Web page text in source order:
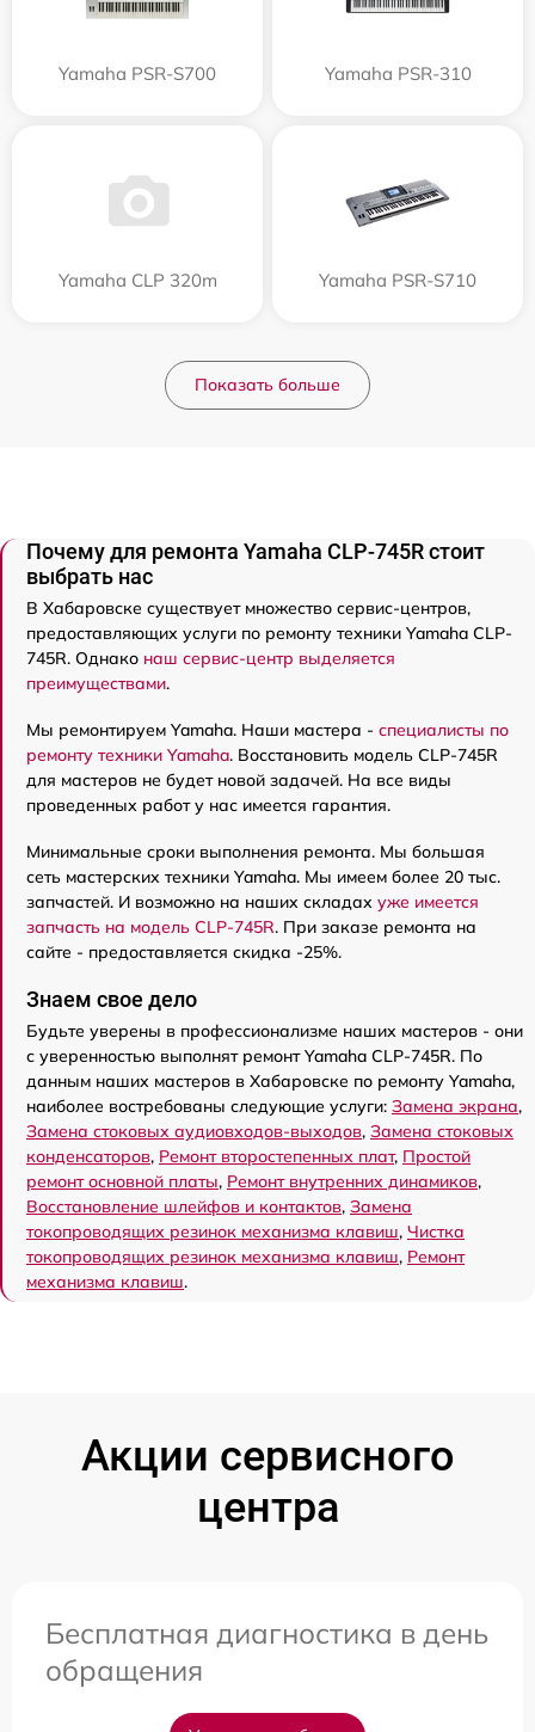
Yamaha PSR-S700 Yamaha PSR-310
Yamaha CLP 320m Yamaha PSR-S710
Показать больше
Почему для ремонта Yamaha CLP-745R стоит
выбрать нас
В Хабаровске существует множество сервис-центров,
предоставляющих услуги по ремонту техники Yamaha CLP-
745R. Однако наш сервис-центр выделяется
преимуществами.
Мы ремонтируем Yamaha. Наши мастера - специалисты по
ремонту техники Yamaha. Восстановить модель CLP-745R
для мастеров не будет новой задачей. На все виды
проведенных работ у нас имеется гарантия.
Минимальные сроки выполнения ремонта. Мы большая
сеть мастерских техники Yamaha. Мы имеем более 20 тыс.
запчастей. И возможно на наших складах уже имеется
запчасть на модель CLP-745R. При заказе ремонта на
сайте - предоставляется скидка -25%.
Знаем свое дело
Будьте уверены в профессионализме наших мастеров - они
с уверенностью выполнят ремонт Yamaha CLP-745R. По
данным наших мастеров в Хабаровске по ремонту Yamaha,
наиболее востребованы следующие услуги: Замена экрана,
Замена стоковых аудиовходов-выходов, Замена стоковых
конденсаторов, Ремонт второстепенных плат, Простой
ремонт основной платы, Ремонт внутренних динамиков,
Восстановление шлейфов и контактов, Замена
токопроводящих резинок механизма клавиш, Чистка
токопроводящих резинок механизма клавиш, Ремонт
механизма клавиш.
Акции сервисного
центра
Бесплатная диагностика в день
обращения